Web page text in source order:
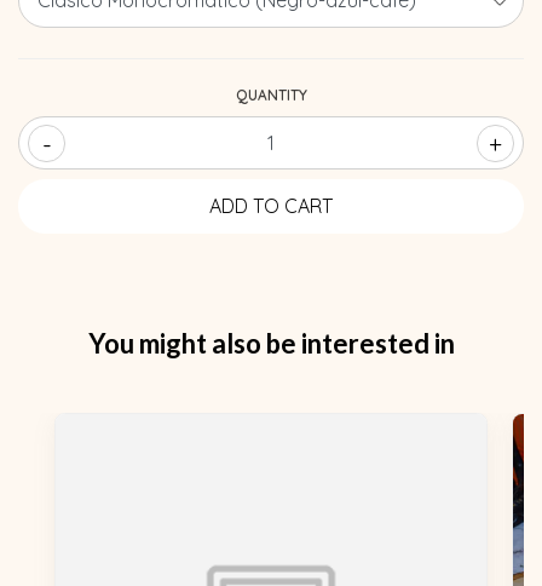
QUANTITY
- +
You might also be interested in